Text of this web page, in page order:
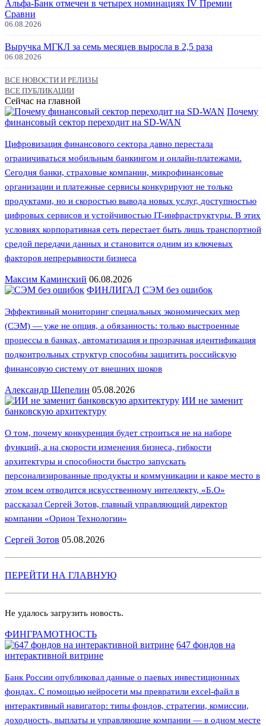
Альфа-Банк отмечен в четырех номинациях IV Премии
Сравни
06.08.2026
Выручка МГКЛ за семь месяцев выросла в 2,5 раза
06.08.2026
ВСЕ НОВОСТИ И РЕЛИЗЫ
ВСЕ ПУБЛИКАЦИИ
Сейчас на главной
Почему
финансовый сектор переходит на SD-WAN
Цифровизация финансового сектора давно перестала
ограничиваться мобильным банкингом и онлайн-платежами.
Сегодня банки, страховые компании, микрофинансовые
организации и платежные сервисы конкурируют не только
продуктами, но и скоростью вывода новых услуг, доступностью
цифровых сервисов и устойчивостью IT-инфраструктуры. В этих
условиях корпоративная сеть перестает быть лишь транспортной
средой передачи данных и становится одним из ключевых
факторов непрерывности бизнеса
Максим Каминский 06.08.2026
ФИНЛИГАЛ СЭМ без ошибок
Эффективный мониторинг специальных экономических мер
(СЭМ) — уже не опция, а обязанность: только выстроенные
процессы в банках, автоматизация и прозрачная идентификация
подконтрольных структур способны защитить российскую
финансовую систему от внешних шоков
Александр Шепелин 05.08.2026
ИИ не заменит
банковскую архитектуру
О том, почему конкуренция будет строиться не на наборе
функций, а на скорости изменения бизнеса, гибкости
архитектуры и способности быстро запускать
персонализированные продукты и коммуникации и какое место в
этом всем отводится искусственному интеллекту, «Б.О»
рассказал Сергей Зотов, главный управляющий директор
компании «Орион Технологии»
Сергей Зотов 05.08.2026
ПЕРЕЙТИ НА ГЛАВНУЮ
Не удалось загрузить новость.
ФИНГРАМОТНОСТЬ
647 фондов на
интерактивной витрине
Банк России опубликовал данные о паевых инвестиционных
фондах. С помощью нейросети мы превратили excel-файл в
интерактивный навигатор: типы фондов, стратегии, комиссии,
доходность, выплаты и управляющие компании — в одном месте